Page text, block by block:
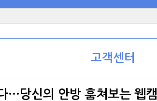
고객센터
…당신의 안방 훔쳐보는 웹캠